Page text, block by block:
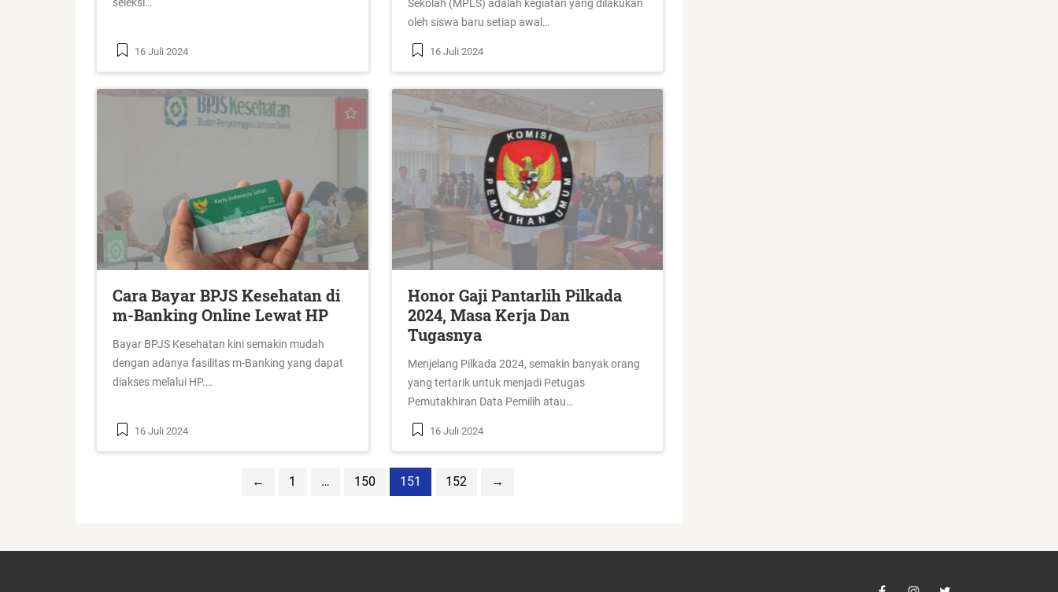
16 Juli 2024
Sekolah (MPLS) adalah kegiatan yang dilakukan
oleh siswa baru setiap awal…
16 Juli 2024
Cara Bayar BPJS Kesehatan di
m-Banking Online Lewat HP
Bayar BPJS Kesehatan kini semakin mudah
dengan adanya fasilitas m-Banking yang dapat
diakses melalui HP.…
16 Juli 2024
Honor Gaji Pantarlih Pilkada
2024, Masa Kerja Dan
Tugasnya
Menjelang Pilkada 2024, semakin banyak orang
yang tertarik untuk menjadi Petugas
Pemutakhiran Data Pemilih atau…
16 Juli 2024
← 1 … 150 151 152 →